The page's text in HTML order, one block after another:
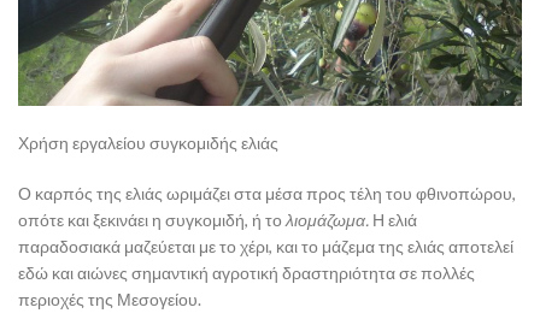
Χρήση εργαλείου συγκομιδής ελιάς
Ο καρπός της ελιάς ωριμάζει στα μέσα προς τέλη του φθινοπώρου,
οπότε και ξεκινάει η συγκομιδή, ή το λιομάζωμα. Η ελιά
παραδοσιακά μαζεύεται με το χέρι, και το μάζεμα της ελιάς αποτελεί
εδώ και αιώνες σημαντική αγροτική δραστηριότητα σε πολλές
περιοχές της Μεσογείου.